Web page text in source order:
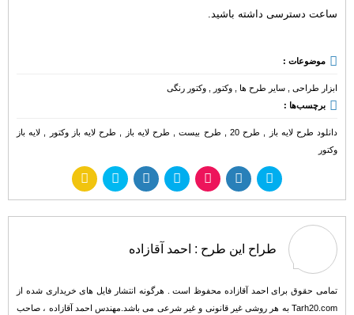
ساعت دسترسی داشته باشید.
موضوعات :
ابزار طراحی سایر طرح ها وکتور
وکتور رنگی
برچسب‌ها :
دانلود طرح لایه باز طرح 20 طرح بیست, طرح لایه باز طرح لایه باز وکتور
لایه باز
وکتور
طراح این طرح : احمد آقازاده
تمامی حقوق برای احمد آقازاده محفوظ است . هرگونه انتشار فایل های خریداری شده از
Tarh20.com به هر روشی غیر قانونی و غیر شرعی می باشد.مهندس احمد آقازاده ، صاحب